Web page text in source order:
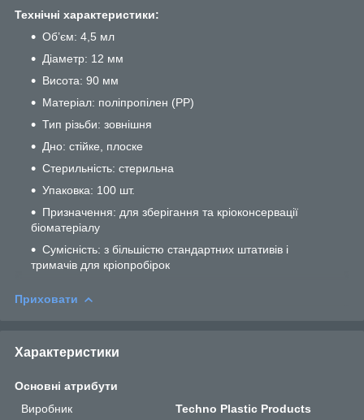
Технічні характеристики:
Об’єм: 4,5 мл
Діаметр: 12 мм
Висота: 90 мм
Матеріал: поліпропілен (PP)
Тип різьби: зовнішня
Дно: стійке, плоске
Стерильність: стерильна
Упаковка: 100 шт.
Призначення: для зберігання та кріоконсервації
біоматеріалу
Сумісність: з більшістю стандартних штативів і
тримачів для кріопробірок
Приховати
Характеристики
Основні атрибути
Виробник
Techno Plastic Products